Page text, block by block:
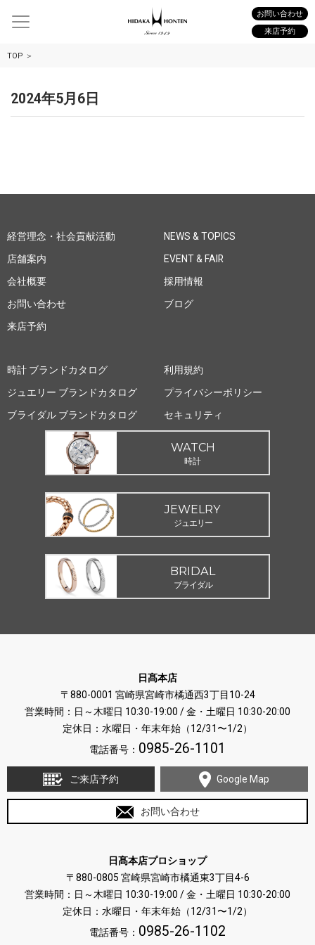
お問い合わせ
来店予約
TOP
2024年5月6日
経営理念・社会貢献活動
店舗案内
会社概要
お問い合わせ
来店予約
NEWS & TOPICS
EVENT & FAIR
採用情報
ブログ
時計 ブランドカタログ
ジュエリー ブランドカタログ
ブライダル ブランドカタログ
利用規約
プライバシーポリシー
セキュリティ
WATCH
時計
JEWELRY
ジュエリー
BRIDAL
ブライダル
日髙本店
〒880-0001 宮崎県宮崎市橘通西3丁目10-24
営業時間：日～木曜日 10:30-19:00 / 金・土曜日 10:30-20:00
定休日：水曜日・年末年始（12/31〜1/2）
電話番号： 0985-26-1101
ご来店予約 Google Map
お問い合わせ
日髙本店プロショップ
〒880-0805 宮崎県宮崎市橘通東3丁目4-6
営業時間：日～木曜日 10:30-19:00 / 金・土曜日 10:30-20:00
定休日：水曜日・年末年始（12/31〜1/2）
電話番号： 0985-26-1102